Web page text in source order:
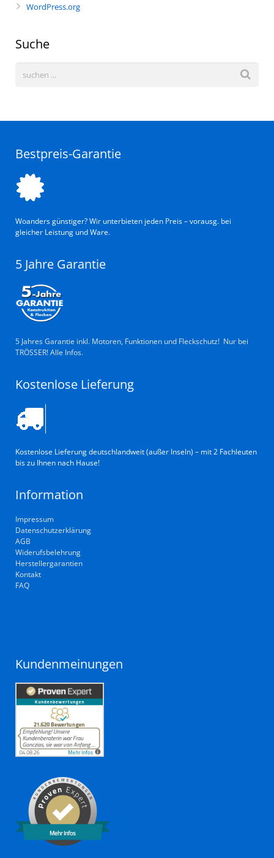
WordPress.org
Suche
Bestpreis-Garantie
Woanders günstiger? Wir unterbieten jeden Preis – vorausg. bei
gleicher Leistung und Ware.
5 Jahre Garantie
5 Jahres Garantie inkl. Motoren, Funktionen und Fleckschutz! Nur bei
TRÖSSER! Alle Infos.
Kostenlose Lieferung
Kostenlose Lieferung deutschlandweit (außer Inseln) – mit 2 Fachleuten
bis zu Ihnen nach Hause!
Information
Impressum
Datenschutzerklärung
AGB
Widerufsbelehrung
Herstellergarantien
Kontakt
FAQ
Kundenmeinungen
Mehr Infos